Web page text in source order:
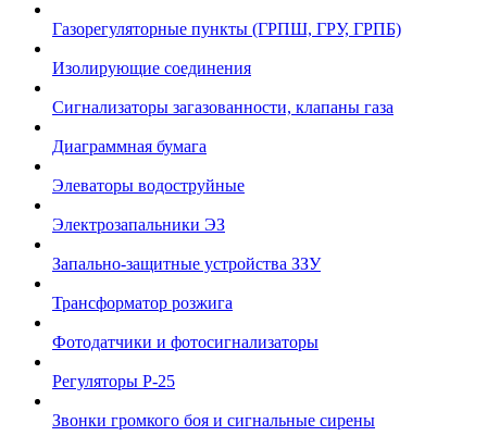
Газорегуляторные пункты (ГРПШ, ГРУ, ГРПБ)
Изолирующие соединения
Сигнализаторы загазованности, клапаны газа
Диаграммная бумага
Элеваторы водоструйные
Электрозапальники ЭЗ
Запально-защитные устройства ЗЗУ
Трансформатор розжига
Фотодатчики и фотосигнализаторы
Регуляторы Р-25
Звонки громкого боя и сигнальные сирены